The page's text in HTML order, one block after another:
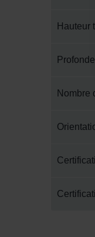
Hauteur
Nombre